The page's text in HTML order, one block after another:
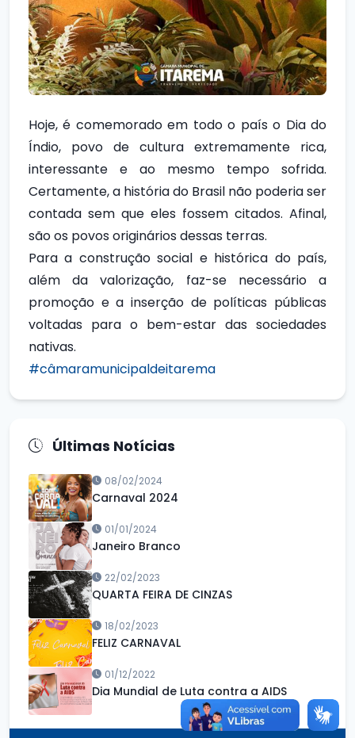
Hoje, é comemorado em todo o país o Dia do
Índio, povo de cultura extremamente rica,
interessante e ao mesmo tempo sofrida.
Certamente, a história do Brasil não poderia ser
contada sem que eles fossem citados. Afinal,
são os povos originários dessas terras.
Para a construção social e histórica do país,
além da valorização, faz-se necessário a
promoção e a inserção de políticas públicas
voltadas para o bem-estar das sociedades
nativas.
#câmaramunicipaldeitarema
Últimas Notícias
08/02/2024
Carnaval 2024
01/01/2024
Janeiro Branco
22/02/2023
QUARTA FEIRA DE CINZAS
18/02/2023
FELIZ CARNAVAL
01/12/2022
Dia Mundial de Luta contra a AIDS